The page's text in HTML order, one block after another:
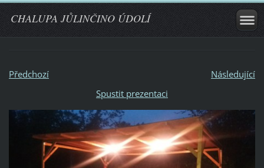
CHALUPA JŮLINČINO ÚDOLÍ
Předchozí
Následující
Spustit prezentaci